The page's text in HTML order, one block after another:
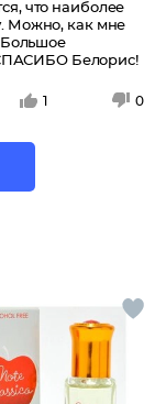
что наиболее
Можно, как мне
Большое
Белорис!
1 0